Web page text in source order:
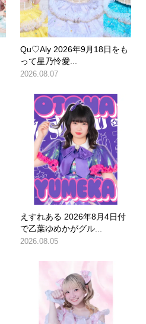
Qu♡Aly 2026年9月18日をも
って星乃怜愛...
2026.08.07
えすれある 2026年8月4日付
で乙葉ゆめかがグル...
2026.08.05